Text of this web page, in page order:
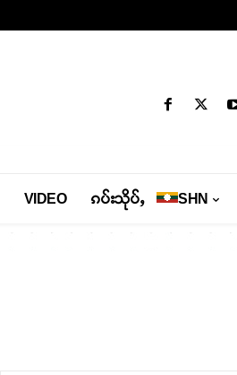
VIDEO ၵပ်းသိုပ်ႇ SHN